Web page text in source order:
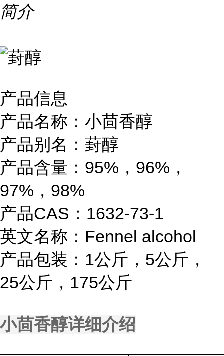
简介
产品信息
产品名称：小茴香醇
产品别名：葑醇
产品含量：95%，96%，
97%，98%
产品CAS：1632-73-1
英文名称：Fennel alcohol
产品包装：1公斤，5公斤，
25公斤，175公斤
小茴香醇详细介绍